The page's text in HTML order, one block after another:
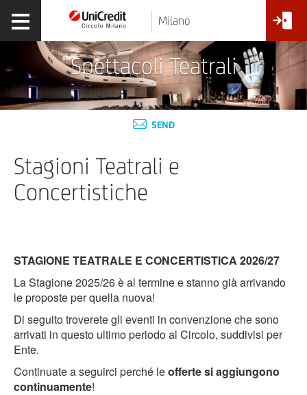
Milano
Spettacoli Teatrali
SEND
Stagioni Teatrali e
Concertistiche
STAGIONE TEATRALE E CONCERTISTICA 2026/27
La Stagione 2025/26 è al termine e stanno già arrivando
le proposte per quella nuova!
Di seguito troverete gli eventi in convenzione che sono
arrivati in questo ultimo periodo al Circolo, suddivisi per
Ente.
Continuate a seguirci perché leofferte si aggiungono
continuamente!